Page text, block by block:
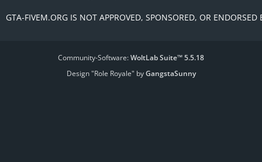
GTA-FIVEM.ORG IS NOT APPROVED, SPONSORED, OR ENDORSED
Community-Software:WoltLab Suite™ 5.5.18
Design "Role Royale" byGangstaSunny